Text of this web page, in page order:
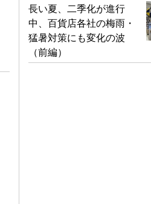
長い夏、二季化が進行
中、百貨店各社の梅雨・
猛暑対策にも変化の波
（前編）